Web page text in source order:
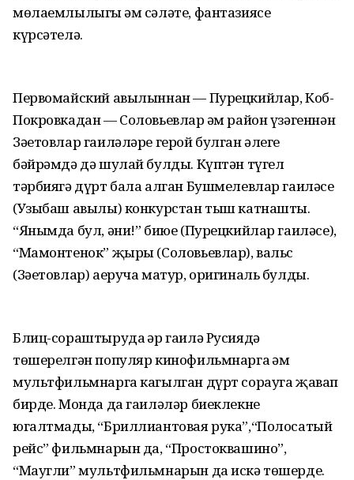
мөлаемлылыгы һәм сәләте, фантазиясе
күрсәтелә.
Первомайский авылыннан — Пурецкийлар, Коб-
Покровкадан — Соловьевлар һәм район үзәгеннән
Зәетовлар гаиләләре герой булган әлеге
бәйрәмдә дә шулай булды. Күптән түгел
тәрбиягә дүрт бала алган Бушмелевлар гаиләсе
(Узыбаш авылы) конкурстан тыш катнашты.
“Янымда бул, әни!” биюе (Пурецкийлар гаиләсе),
“Мамонтенок” җыры (Соловьевлар), вальс
(Зәетовлар) аеруча матур, оригиналь булды.
Блиц-сораштыруда һәр гаилә Русиядә
төшерелгән популяр кинофильмнарга һәм
мультфильмнарга кагылган дүрт сорауга җавап
бирде. Монда да гаиләләр биеклекне
югалтмады, “Бриллиантовая рука”,“Полосатый
рейс” фильмнарын да, “Простоквашино”,
“Маугли” мультфильмнарын да искә төшерде.